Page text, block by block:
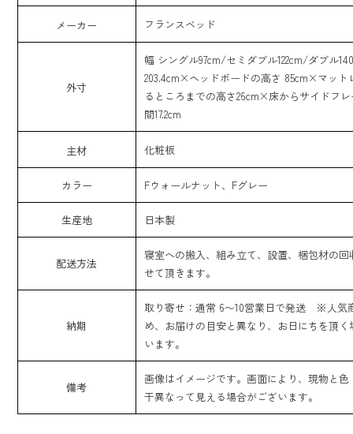
メーカー フランスベッド
外寸
幅 シングル97cm/セミダブル122cm/ダブル
203.4cm×ヘッドボードの高さ 85cm×マット
るところまでの高さ26cm×床からサイドフ
間17.2cm
主材 化粧板
カラー Fウォールナット、Fグレー
生産地 日本製
配送方法
寝室への搬入、組み立て、設置、梱包材の回
せて頂きます。
納期
取り寄せ：通常 6〜10営業日で発送 ※人気
め、お届けの目安と異なり、お日にちを頂く
います。
備考
画像はイメージです。画面により、現物と色
干異なって見える場合がございます。